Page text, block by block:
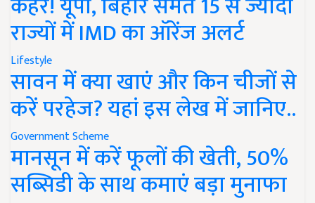
राज्यों में IMD का ऑरेंज अलर्ट
Lifestyle
सावन में क्या खाएं और किन चीजों से
करें परहेज? यहां इस लेख में जानिए..
Government Scheme
मानसून में करें फूलों की खेती, 50%
सब्सिडी के साथ कमाएं बड़ा मुनाफा